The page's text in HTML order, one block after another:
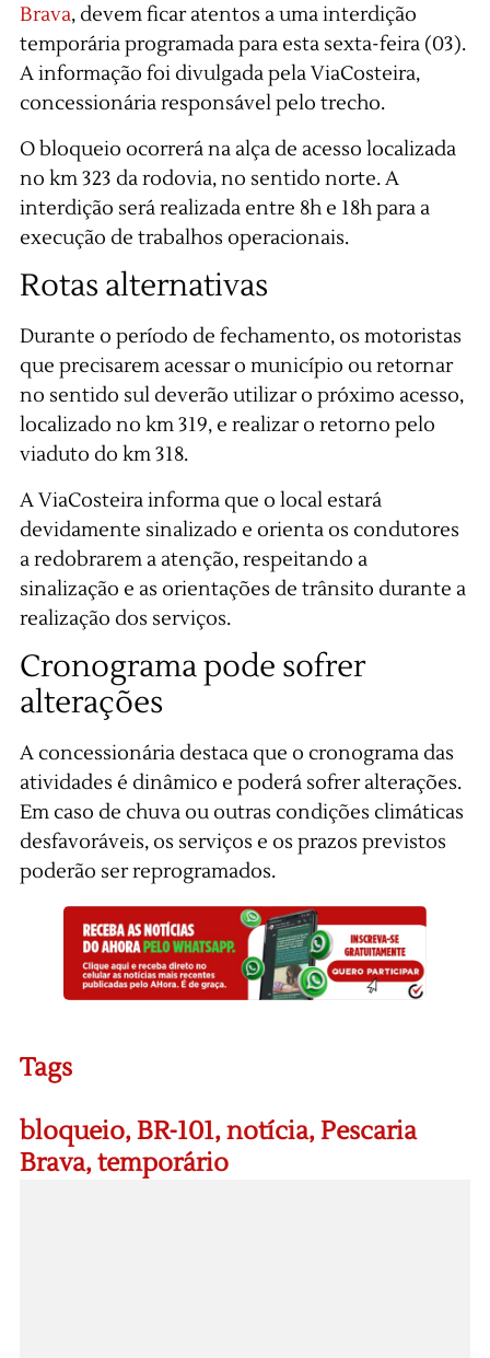
Brava, devem ficar atentos a uma interdição
temporária programada para esta sexta-feira (03).
A informação foi divulgada pela ViaCosteira,
concessionária responsável pelo trecho.
O bloqueio ocorrerá na alça de acesso localizada
no km 323 da rodovia, no sentido norte. A
interdição será realizada entre 8h e 18h para a
execução de trabalhos operacionais.
Rotas alternativas
Durante o período de fechamento, os motoristas
que precisarem acessar o município ou retornar
no sentido sul deverão utilizar o próximo acesso,
localizado no km 319, e realizar o retorno pelo
viaduto do km 318.
A ViaCosteira informa que o local estará
devidamente sinalizado e orienta os condutores
a redobrarem a atenção, respeitando a
sinalização e as orientações de trânsito durante a
realização dos serviços.
Cronograma pode sofrer
alterações
A concessionária destaca que o cronograma das
atividades é dinâmico e poderá sofrer alterações.
Em caso de chuva ou outras condições climáticas
desfavoráveis, os serviços e os prazos previstos
poderão ser reprogramados.
Tags
bloqueio,BR-101,notícia,Pescaria
Brava,temporário